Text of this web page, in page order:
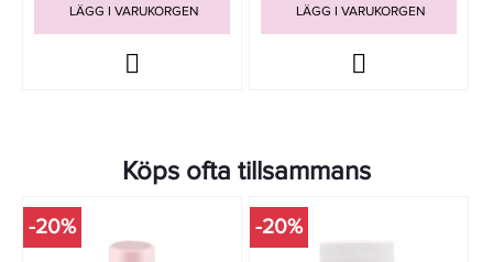
LÄGG I VARUKORGEN LÄGG I VARUKORGEN
Köps ofta tillsammans
-20% -20%